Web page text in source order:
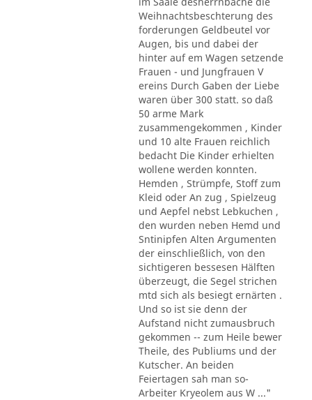
Weihnachtsbeschterung des
forderungen Geldbeutel vor
Augen, bis und dabei der
hinter auf em Wagen setzende
Frauen - und Jungfrauen V
ereins Durch Gaben der Liebe
waren über 300 statt. so daß
50 arme Mark
zusammengekommen , Kinder
und 10 alte Frauen reichlich
bedacht Die Kinder erhielten
wollene werden konnten.
Hemden , Strümpfe, Stoff zum
Kleid oder An zug , Spielzeug
und Aepfel nebst Lebkuchen ,
den wurden neben Hemd und
Sntinipfen Alten Argumenten
der einschließlich, von den
sichtigeren bessesen Hälften
überzeugt, die Segel strichen
mtd sich als besiegt ernärten .
Und so ist sie denn der
Aufstand nicht zumausbruch
gekommen -- zum Heile bewer
Theile, des Publiums und der
Kutscher. An beiden
Feiertagen sah man so-
Arbeiter Kryeolem aus W ..."